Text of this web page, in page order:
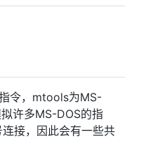
令，mtools为MS-
许多MS-DOS的指
接，因此会有一些共